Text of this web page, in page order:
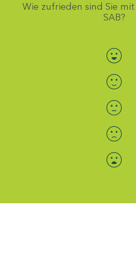
Wie zufrieden sind Sie
SAB?